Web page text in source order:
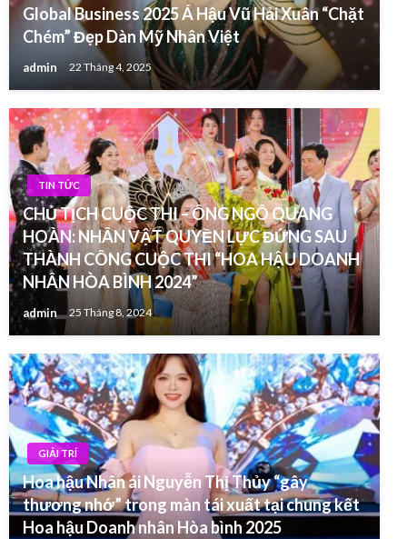
Global Business 2025 Á Hậu Vũ Hải Xuân “Chặt
Chém” Đẹp Dàn Mỹ Nhân Việt
admin 22 Tháng 4, 2025
TIN TỨC
CHỦ TỊCH CUỘC THI – ÔNG NGÔ QUANG
HOÀN: NHÂN VẬT QUYỀN LỰC ĐỨNG SAU
THÀNH CÔNG CUỘC THI “HOA HẬU DOANH
NHÂN HÒA BÌNH 2024”
admin 25 Tháng 8, 2024
GIẢI TRÍ
Hoa hậu Nhân ái Nguyễn Thị Thủy “gây
thương nhớ” trong màn tái xuất tại chung kết
Hoa hậu Doanh nhân Hòa bình 2025